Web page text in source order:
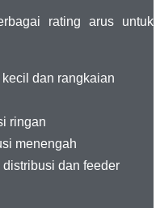
rating arus untuk
dan rangkaian
ringan
menengah
dan feeder